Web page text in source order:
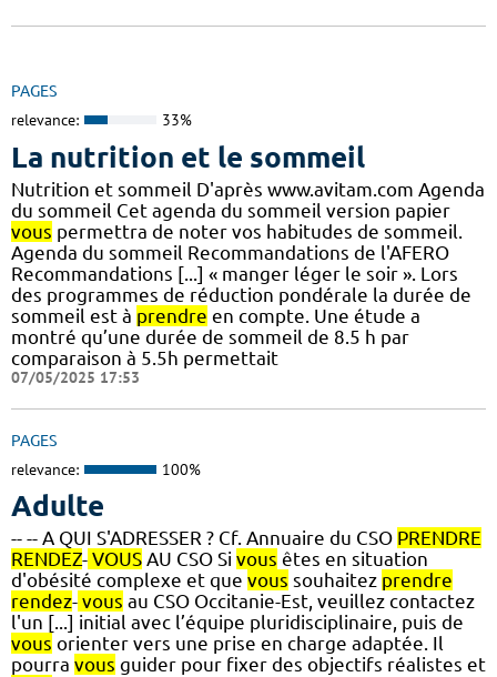
PAGES
relevance: 33%
La nutrition et le sommeil
Nutrition et sommeil D'après www.avitam.com Agenda
du sommeil Cet agenda du sommeil version papier
vous permettra de noter vos habitudes de sommeil.
Agenda du sommeil Recommandations de l'AFERO
Recommandations [...] « manger léger le soir ». Lors
des programmes de réduction pondérale la durée de
sommeil est à prendre en compte. Une étude a
montré qu’une durée de sommeil de 8.5 h par
comparaison à 5.5h permettait
07/05/2025 17:53
PAGES
relevance: 100%
Adulte
-- -- A QUI S'ADRESSER ? Cf. Annuaire du CSO PRENDRE
RENDEZ- VOUS AU CSO Si vous êtes en situation
d'obésité complexe et que vous souhaitez prendre
rendez- vous au CSO Occitanie-Est, veuillez contactez
l'un [...] initial avec l’équipe pluridisciplinaire, puis de
vous orienter vers une prise en charge adaptée. Il
pourra vous guider pour fixer des objectifs réalistes et